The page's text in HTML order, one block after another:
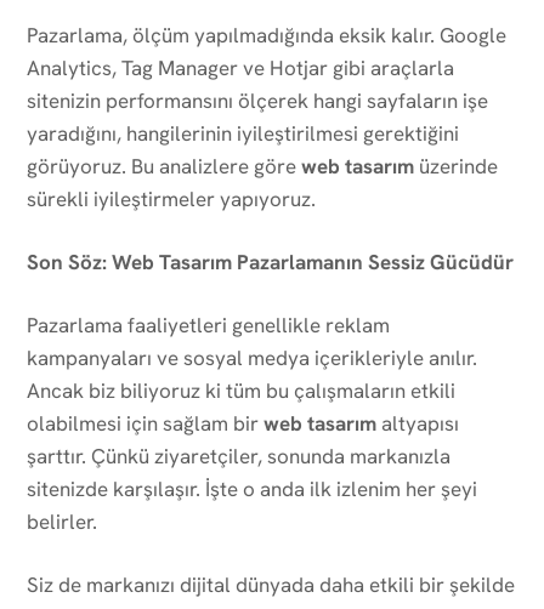
Pazarlama, ölçüm yapılmadığında eksik kalır. Google
Analytics, Tag Manager ve Hotjar gibi araçlarla
sitenizin performansını ölçerek hangi sayfaların işe
yaradığını, hangilerinin iyileştirilmesi gerektiğini
görüyoruz. Bu analizlere göreweb tasarım üzerinde
sürekli iyileştirmeler yapıyoruz.
Son Söz: Web Tasarım Pazarlamanın Sessiz Gücüdür
Pazarlama faaliyetleri genellikle reklam
kampanyaları ve sosyal medya içerikleriyle anılır.
Ancak biz biliyoruz ki tüm bu çalışmaların etkili
olabilmesi için sağlam birweb tasarım altyapısı
şarttır. Çünkü ziyaretçiler, sonunda markanızla
sitenizde karşılaşır. İşte o anda ilk izlenim her şeyi
belirler.
Siz de markanızı dijital dünyada daha etkili bir şekilde